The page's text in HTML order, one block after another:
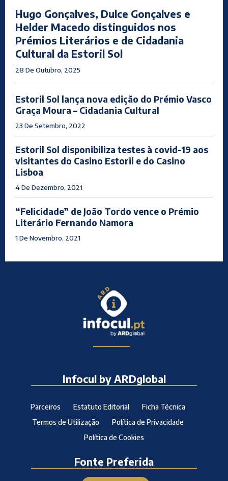
Hugo Gonçalves, Dulce Gonçalves e
Helder Macedo distinguidos nos
Prémios Literários e de Cidadania
Cultural da Estoril Sol
28 De Outubro, 2025
Estoril Sol lança nova edição do Prémio Vasco
Graça Moura – Cidadania Cultural
23 De Setembro, 2022
Estoril Sol disponibiliza testes à covid-19 aos
visitantes do Casino Estoril e do Casino
Lisboa
4 De Dezembro, 2021
“Felicidade” de João Tordo vence o Prémio
Literário Fernando Namora
1 De Novembro, 2021
Infocul by ARDglobal
Parceiros Estatuto Editorial
Ficha Técnica
Termos de Utilização
Política de Privacidade
Política de Cookies
Fonte Preferida